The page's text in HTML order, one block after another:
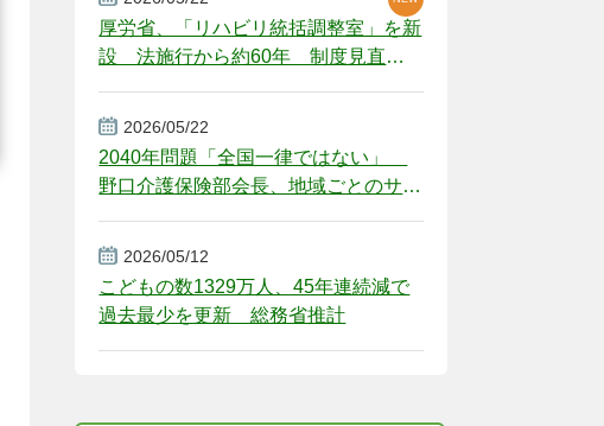
厚労省、「リハビリ統括調整室」を新
設 法施行から約60年 制度見直し
2026/05/22
2040年問題「全国一律ではない」
野口介護保険部会長、地域ごとのサー
2026/05/12
こどもの数1329万人、45年連続減で
過去最少を更新 総務省推計